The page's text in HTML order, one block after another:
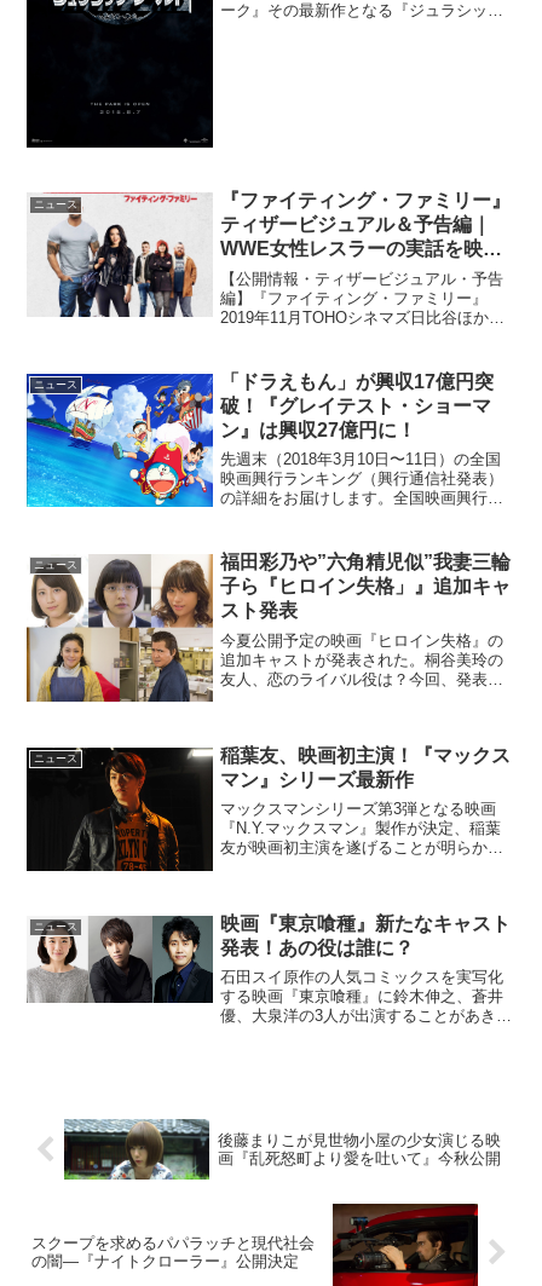
ーク』その最新作となる『ジュラシッ
ニュース
『ファイティング・ファミリー』
ティザービジュアル＆予告編｜
WWE女性レスラーの実話を映画
化
【公開情報・ティザービジュアル・予告
編】『ファイティング・ファミリー』
2019年11月TOHOシネマズ日比谷ほかに
で起きた奇跡。一夜にしてスーパースタ
ーの座を掴み...
ニュース
「ドラえもん」が興収17億円突
破！『グレイテスト・ショーマ
ン』は興収27億円に！
先週末（2018年3月10日〜11日）の全国
映画興行ランキング（興行通信社発表）
の詳細をお届けします。全国映画興行ラ
（→）『グレイテスト・ショーマン』4位
（↓）『ブ...
ニュース
福田彩乃や”六角精児似”我妻三輪
子ら『ヒロイン失格」』追加キャ
スト発表
今夏公開予定の映画『ヒロイン失格』の
追加キャストが発表された。桐谷美玲の
友人、恋のライバル役は？今回、発表さ
島杏子・通称"愚かなる...
ニュース
稲葉友、映画初主演！『マックス
マン』シリーズ最新作
マックスマンシリーズ第3弾となる映画
『N.Y.マックスマン』製作が決定、稲葉
友が映画初主演を遂げることが明らかと
コミ「マックスマ...
ニュース
映画『東京喰種』新たなキャスト
発表！あの役は誰に？
石田スイ原作の人気コミックスを実写化
する映画『東京喰種』に鈴木伸之、蒼井
優、大泉洋の3人が出演することがあきら
後藤まりこが見世物小屋の少女演じる映
画『乱死怒町より愛を吐いて』今秋公開
スクープを求めるパパラッチと現代社会
の闇―『ナイトクローラー』公開決定